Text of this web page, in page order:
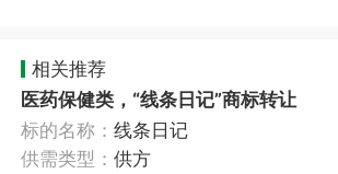
相关推荐
医药保健类，“线条日记”商标转让
标的名称：线条日记
供需类型：供方